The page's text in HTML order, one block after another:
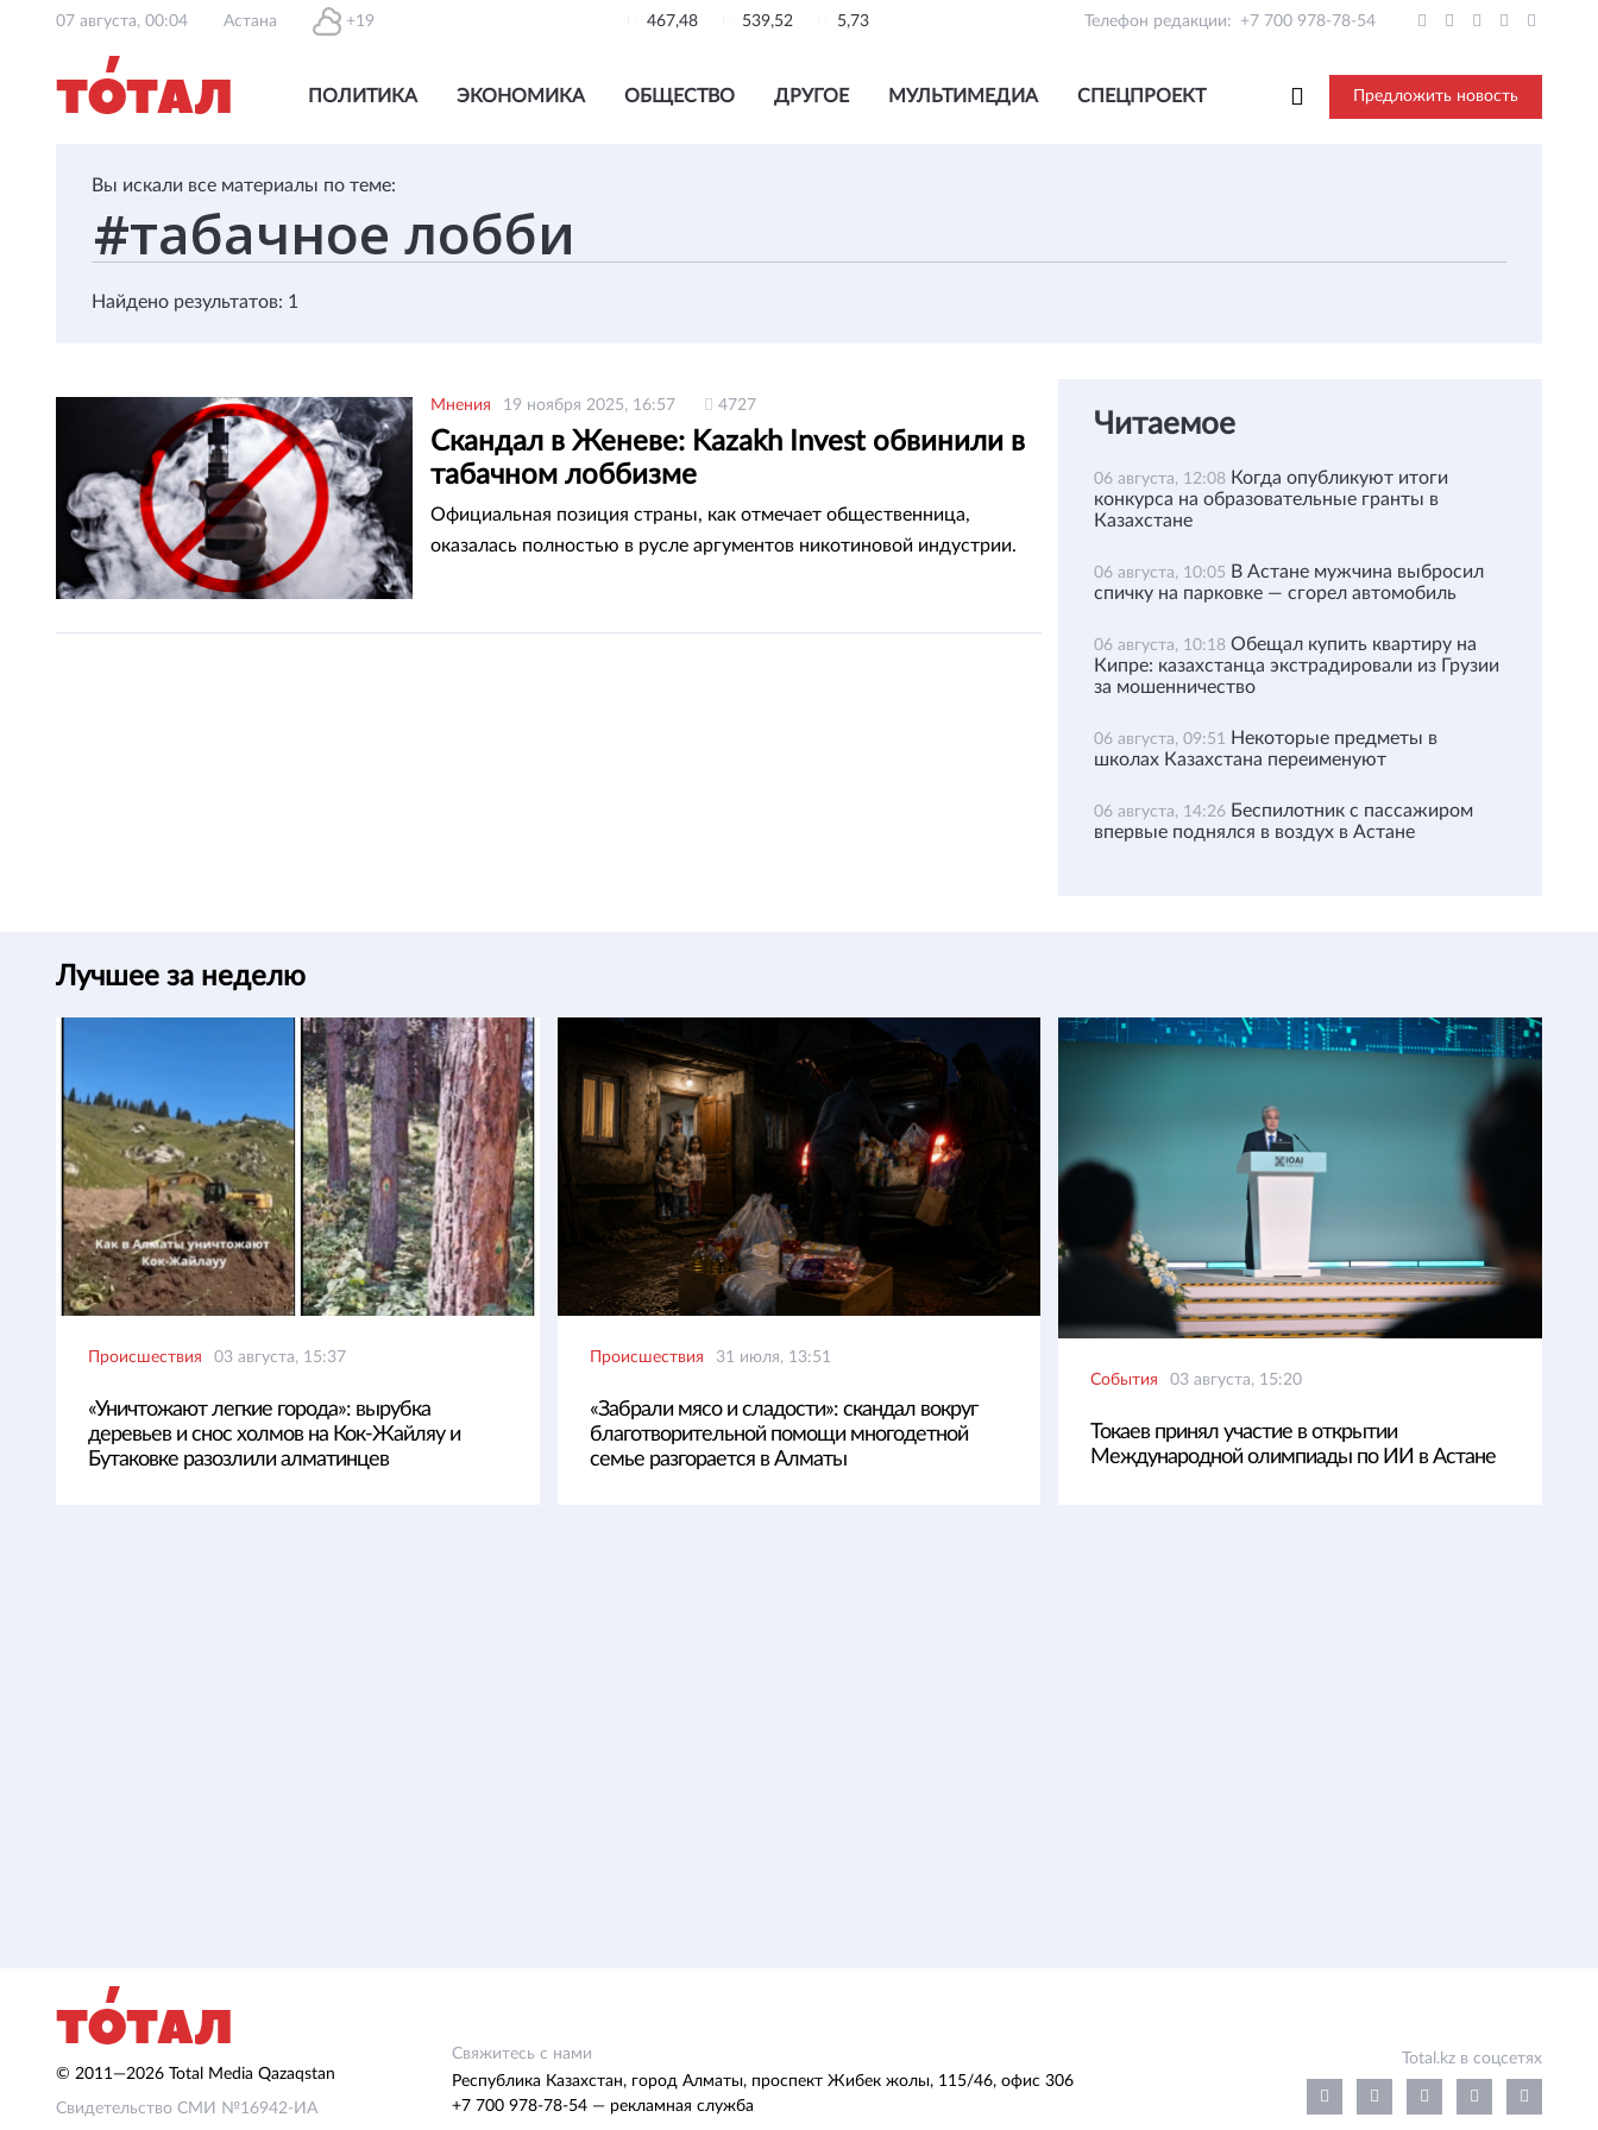
07 августа, 00:04 Астана +19 467,48 539,52 5,73 Телефон редакции: +7 700 978-78-54
ПОЛИТИКА ЭКОНОМИКА ОБЩЕСТВО ДРУГОЕ МУЛЬТИМЕДИА СПЕЦПРОЕКТ Предложить новость
Вы искали все материалы по теме:
Найдено результатов: 1
Мнения 19 ноября 2025, 16:57 4727
Скандал в Женеве: Kazakh Invest обвинили в
табачном лоббизме
Официальная позиция страны, как отмечает общественница,
оказалась полностью в русле аргументов никотиновой индустрии.
Читаемое
06 августа, 12:08 Когда опубликуют итоги
конкурса на образовательные гранты в
Казахстане
06 августа, 10:05 В Астане мужчина выбросил
спичку на парковке — сгорел автомобиль
06 августа, 10:18 Обещал купить квартиру на
Кипре: казахстанца экстрадировали из Грузии
за мошенничество
06 августа, 09:51 Некоторые предметы в
школах Казахстана переименуют
06 августа, 14:26 Беспилотник с пассажиром
впервые поднялся в воздух в Астане
Лучшее за неделю
Происшествия 03 августа, 15:37
«Уничтожают легкие города»: вырубка
деревьев и снос холмов на Кок-Жайляу и
Бутаковке разозлили алматинцев
Происшествия 31 июля, 13:51
«Забрали мясо и сладости»: скандал вокруг
благотворительной помощи многодетной
семье разгорается в Алматы
События 03 августа, 15:20
Токаев принял участие в открытии
Международной олимпиады по ИИ в Астане
© 2011—2026 Total Media Qazaqstan
Свидетельство СМИ №16942-ИА
Свяжитесь с нами
Республика Казахстан, город Алматы, проспект Жибек жолы, 115/46, офис 306
+7 700 978-78-54 — рекламная служба
Total.kz в соцсетях